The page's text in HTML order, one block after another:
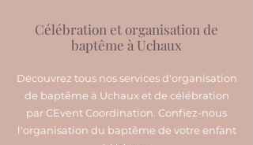
Célébration et organisation de
baptême à Uchaux
Découvrez tous nos services d'organisation
de baptême à Uchaux et de célébration
par CEvent Coordination. Confiez-nous
l'organisation du baptême de votre enfant